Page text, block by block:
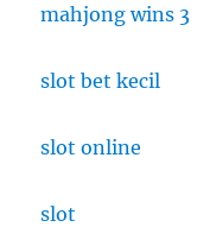
mahjong wins 3
slot bet kecil
slot online
slot